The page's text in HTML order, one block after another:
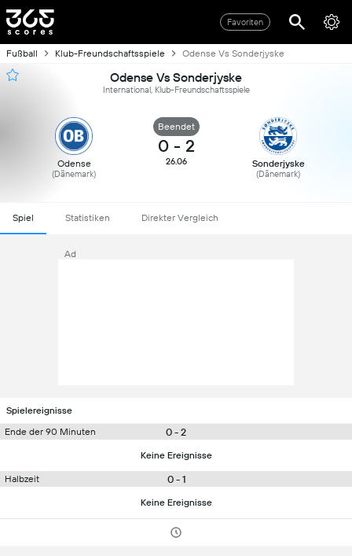
Favoriten
Fußball Klub-Freundschaftsspiele Odense Vs Sonderjyske
Odense Vs Sonderjyske
International, Klub-Freundschaftsspiele
Odense
(Dänemark)
Beendet
0 - 2
26.06 Sonderjyske
(Dänemark)
Spiel Statistiken Direkter Vergleich
Ad
Spielereignisse
Ende der 90 Minuten
0 - 2
Keine Ereignisse
Halbzeit 0 - 1
Keine Ereignisse